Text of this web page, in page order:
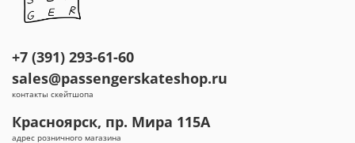
+7 (391) 293-61-60
sales@passengerskateshop.ru
контакты скейтшопа
Красноярск, пр. Мира 115А
адрес розничного магазина